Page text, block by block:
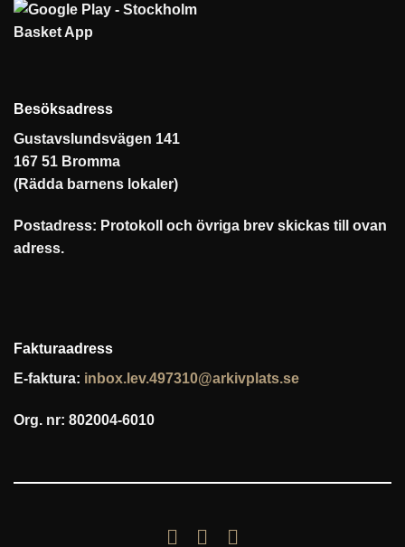
Besöksadress
Gustavslundsvägen 141
167 51 Bromma
(Rädda barnens lokaler)
Postadress: Protokoll och övriga brev skickas till ovan
adress.
Fakturaadress
E-faktura: inbox.lev.497310@arkivplats.se
Org. nr: 802004-6010